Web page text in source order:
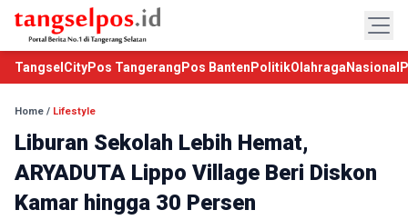
TangselCityPos Tangerang Pos Banten PolitikOlahraga Nasional
Home / Lifestyle
Liburan Sekolah Lebih Hemat,
ARYADUTA Lippo Village Beri Diskon
Kamar hingga 30 Persen